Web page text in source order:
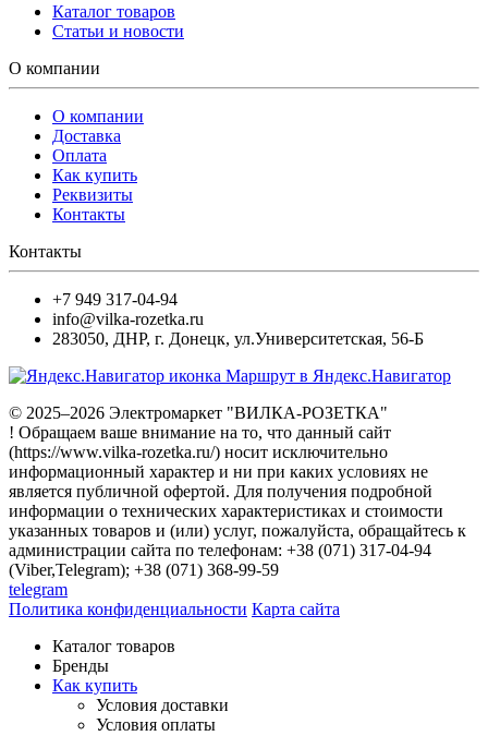
Каталог товаров
Статьи и новости
О компании
О компании
Доставка
Оплата
Как купить
Реквизиты
Контакты
Контакты
+7 949 317-04-94
info@vilka-rozetka.ru
283050, ДНР, г. Донецк, ул.Университетская, 56-Б
Маршрут в Яндекс.Навигатор
© 2025–2026 Электромаркет "ВИЛКА-РОЗЕТКА"
! Обращаем ваше внимание на то, что данный сайт
(https://www.vilka-rozetka.ru/) носит исключительно
информационный характер и ни при каких условиях не
является публичной офертой. Для получения подробной
информации о технических характеристиках и стоимости
указанных товаров и (или) услуг, пожалуйста, обращайтесь к
администрации сайта по телефонам: +38 (071) 317-04-94
(Viber,Telegram); +38 (071) 368-99-59
telegram
Политика конфиденциальности Карта сайта
Каталог товаров
Бренды
Как купить
Условия доставки
Условия оплаты